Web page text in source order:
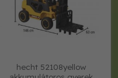
hecht 52108yellow